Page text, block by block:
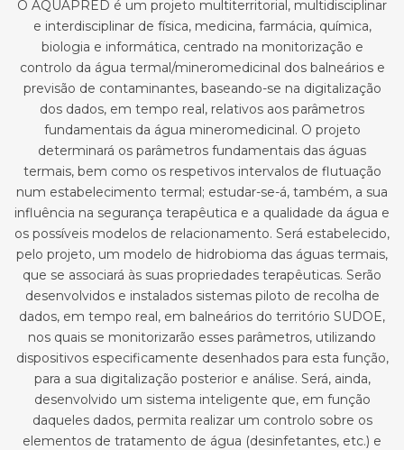
O AQUAPRED é um projeto multiterritorial, multidisciplinar
e interdisciplinar de física, medicina, farmácia, química,
biologia e informática, centrado na monitorização e
controlo da água termal/mineromedicinal dos balneários e
previsão de contaminantes, baseando-se na digitalização
dos dados, em tempo real, relativos aos parâmetros
fundamentais da água mineromedicinal. O projeto
determinará os parâmetros fundamentais das águas
termais, bem como os respetivos intervalos de flutuação
num estabelecimento termal; estudar-se-á, também, a sua
influência na segurança terapêutica e a qualidade da água e
os possíveis modelos de relacionamento. Será estabelecido,
pelo projeto, um modelo de hidrobioma das águas termais,
que se associará às suas propriedades terapêuticas. Serão
desenvolvidos e instalados sistemas piloto de recolha de
dados, em tempo real, em balneários do território SUDOE,
nos quais se monitorizarão esses parâmetros, utilizando
dispositivos especificamente desenhados para esta função,
para a sua digitalização posterior e análise. Será, ainda,
desenvolvido um sistema inteligente que, em função
daqueles dados, permita realizar um controlo sobre os
elementos de tratamento de água (desinfetantes, etc.) e